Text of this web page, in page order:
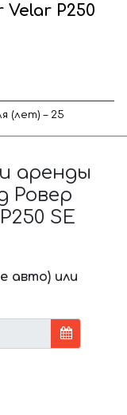
Velar P250
(лет) – 25
аренды
Ровер
SE
авто) или